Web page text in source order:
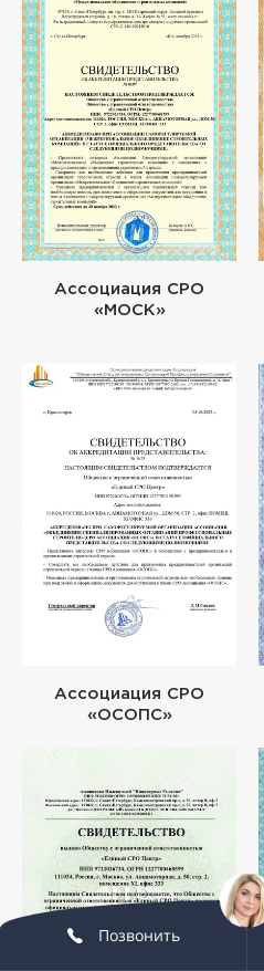
Ассоциация СРО
«МОСК»
Ассоциация СРО
«ОСОПС»
Позвонить